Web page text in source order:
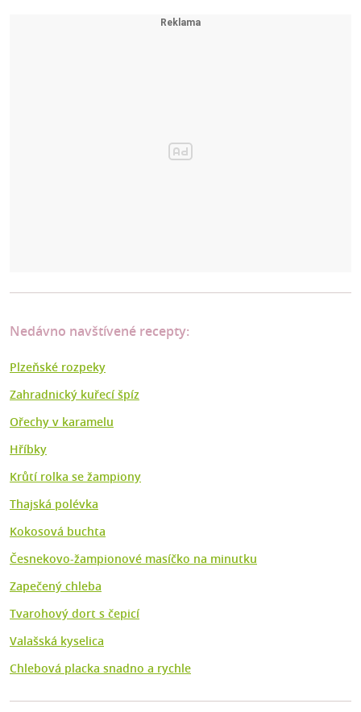
Nedávno navštívené recepty:
Plzeňské rozpeky
Zahradnický kuřecí špíz
Ořechy v karamelu
Hříbky
Krůtí rolka se žampiony
Thajská polévka
Kokosová buchta
Česnekovo-žampionové masíčko na minutku
Zapečený chleba
Tvarohový dort s čepicí
Valašská kyselica
Chlebová placka snadno a rychle